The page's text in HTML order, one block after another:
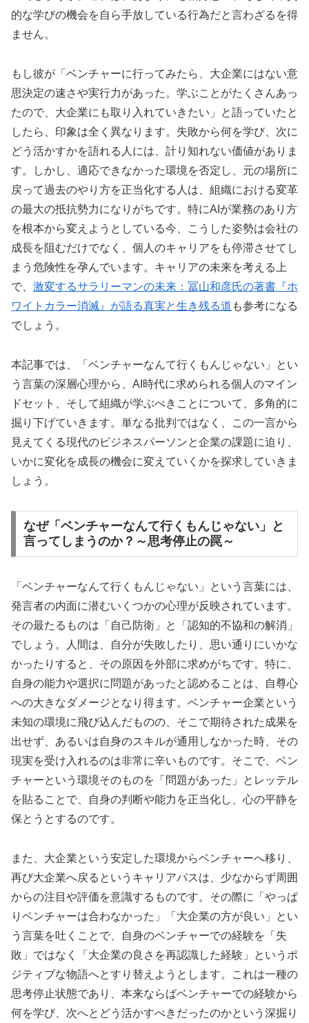
的な学びの機会を自ら手放している行為だと言わざるを得
ません。
もし彼が「ベンチャーに行ってみたら、大企業にはない意
思決定の速さや実行力があった。学ぶことがたくさんあっ
たので、大企業にも取り入れていきたい」と語っていたと
したら、印象は全く異なります。失敗から何を学び、次に
どう活かすかを語れる人には、計り知れない価値がありま
す。しかし、適応できなかった環境を否定し、元の場所に
戻って過去のやり方を正当化する人は、組織における変革
の最大の抵抗勢力になりがちです。特にAIが業務のあり方
を根本から変えようとしている今、こうした姿勢は会社の
成長を阻むだけでなく、個人のキャリアをも停滞させてし
まう危険性を孕んでいます。キャリアの未来を考える上
で、 激変するサラリーマンの未来：冨山和彦氏の著書『ホ
ワイトカラー消滅』が語る真実と生き残る道 も参考になる
でしょう。
本記事では、「ベンチャーなんて行くもんじゃない」とい
う言葉の深層心理から、AI時代に求められる個人のマイン
ドセット、そして組織が学ぶべきことについて、多角的に
掘り下げていきます。単なる批判ではなく、この一言から
見えてくる現代のビジネスパーソンと企業の課題に迫り、
いかに変化を成長の機会に変えていくかを探求していきま
しょう。
なぜ「ベンチャーなんて行くもんじゃない」と
言ってしまうのか？～思考停止の罠～
「ベンチャーなんて行くもんじゃない」という言葉には、
発言者の内面に潜むいくつかの心理が反映されています。
その最たるものは「自己防衛」と「認知的不協和の解消」
でしょう。人間は、自分が失敗したり、思い通りにいかな
かったりすると、その原因を外部に求めがちです。特に、
自身の能力や選択に問題があったと認めることは、自尊心
への大きなダメージとなり得ます。ベンチャー企業という
未知の環境に飛び込んだものの、そこで期待された成果を
出せず、あるいは自身のスキルが通用しなかった時、その
現実を受け入れるのは非常に辛いものです。そこで、ベン
チャーという環境そのものを「問題があった」とレッテル
を貼ることで、自身の判断や能力を正当化し、心の平静を
保とうとするのです。
また、大企業という安定した環境からベンチャーへ移り、
再び大企業へ戻るというキャリアパスは、少なからず周囲
からの注目や評価を意識するものです。その際に「やっぱ
りベンチャーは合わなかった」「大企業の方が良い」とい
う言葉を吐くことで、自身のベンチャーでの経験を「失
敗」ではなく「大企業の良さを再認識した経験」というポ
ジティブな物語へとすり替えようとします。これは一種の
思考停止状態であり、本来ならばベンチャーでの経験から
何を学び、次へとどう活かすべきだったのかという深掘り